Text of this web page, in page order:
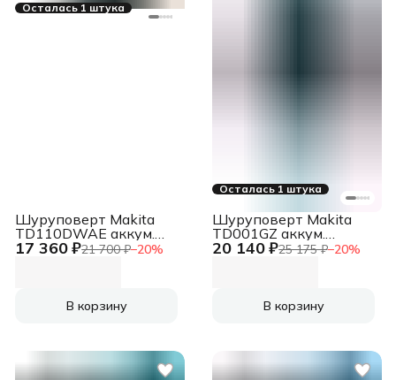
Осталась 1 штука
17 360 ₽21 700 ₽−20%
Шуруповерт Makita
TD110DWAE аккум.
патрон:держатель бит
В корзину
Осталась 1 штука
20 140 ₽25 175 ₽−20%
Шуруповерт Makita
TD001GZ аккум.
патрон:шестигр.1/4"
В корзину